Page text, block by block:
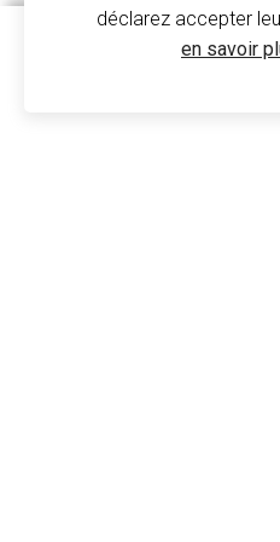
Sac À
déclarez accepter
en savoir